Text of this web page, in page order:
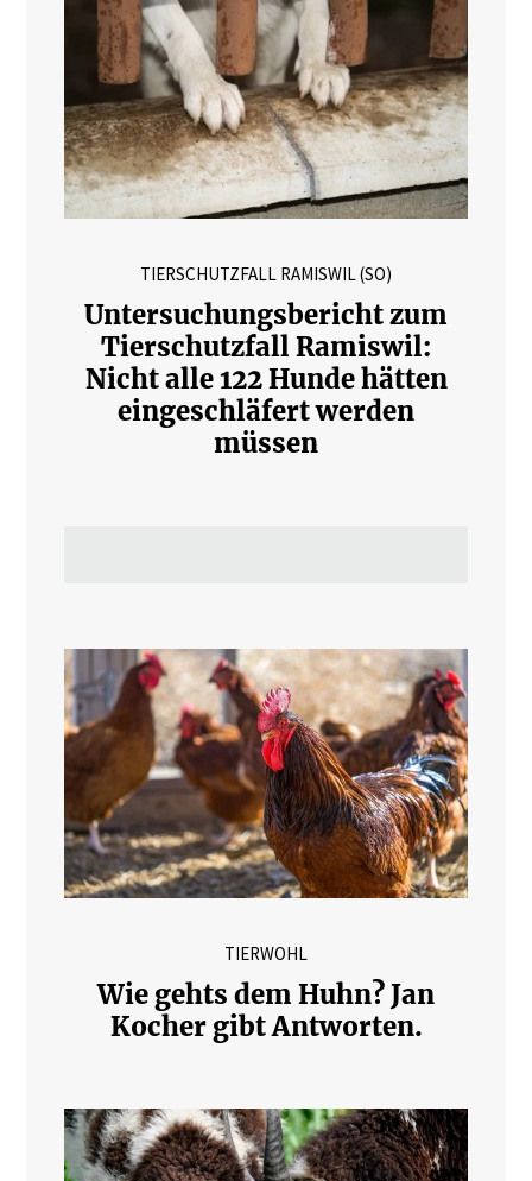
TIERSCHUTZFALL RAMISWIL (SO)
Untersuchungsbericht zum
Tierschutzfall Ramiswil:
Nicht alle 122 Hunde hätten
eingeschläfert werden
müssen
TIERWOHL
Wie gehts dem Huhn? Jan
Kocher gibt Antworten.